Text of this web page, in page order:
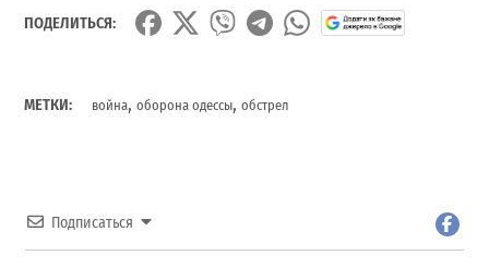
ПОДЕЛИТЬСЯ:
МЕТКИ: война,оборона одессы,обстрел
Подписаться